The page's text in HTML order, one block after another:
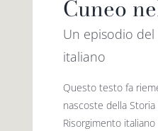
Cuneo
Un episodio
italiano
Questo testo fa
nascoste della
Risorgimento